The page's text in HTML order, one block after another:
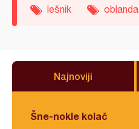
lešnik
oblanda
Najnoviji
Šne-nokle kolač